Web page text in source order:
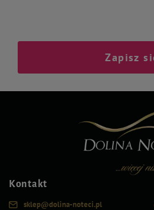
Zapisz
Kontakt
sklep@dolina-noteci.pl